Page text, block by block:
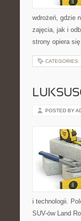
wdrożeń, gdzie
zajęcia, jak i
strony opiera
CATEGORIES:
POSTED BY
i technologii.
SUV-ów Land